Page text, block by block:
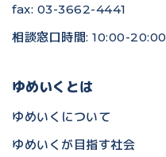
fax: 03-3662-4441
相談窓口時間: 10:00-20:00
ゆめいくとは
ゆめいくについて
ゆめいくが目指す社会